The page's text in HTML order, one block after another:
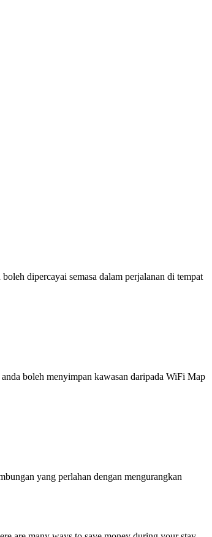
dipercayai semasa dalam perjalanan di tempat
boleh menyimpan kawasan daripada WiFi Map
yang perlahan dengan mengurangkan